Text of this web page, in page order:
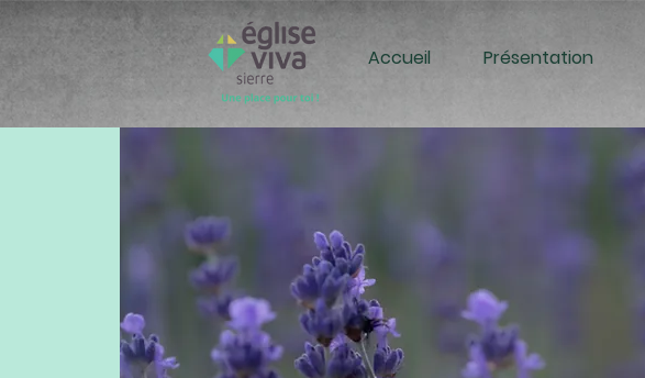
Accueil Présentation